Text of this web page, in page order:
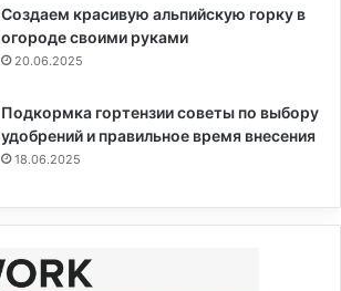
Создаем красивую альпийскую горку в
огороде своими руками
20.06.2025
Подкормка гортензии советы по выбору
удобрений и правильное время внесения
18.06.2025